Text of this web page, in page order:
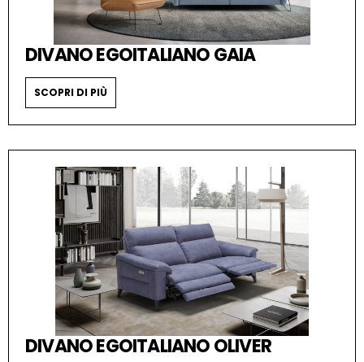
DIVANO EGOITALIANO GAIA
SCOPRI DI PIÙ
DIVANO EGOITALIANO OLIVER